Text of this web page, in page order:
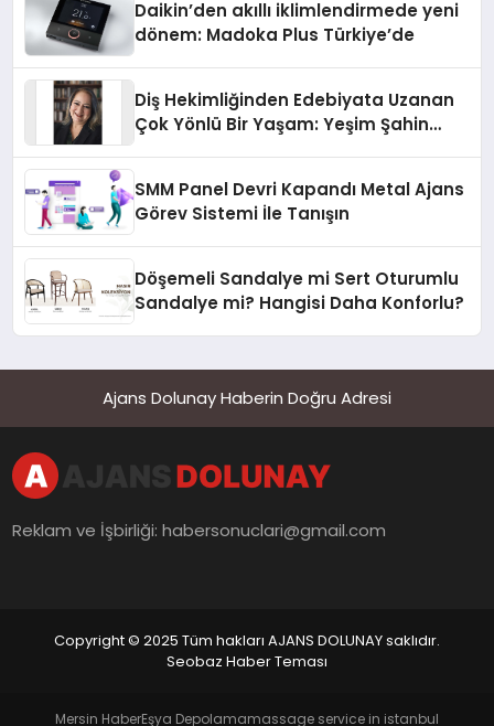
Daikin’den akıllı iklimlendirmede yeni
dönem: Madoka Plus Türkiye’de
Diş Hekimliğinden Edebiyata Uzanan
Çok Yönlü Bir Yaşam: Yeşim Şahin
SMM Panel Devri Kapandı Metal Ajans
Görev Sistemi İle Tanışın
Döşemeli Sandalye mi Sert Oturumlu
Sandalye mi? Hangisi Daha Konforlu?
Ajans Dolunay Haberin Doğru Adresi
Reklam ve İşbirliği:habersonuclari@gmail.com
Copyright © 2025 Tüm hakları AJANS DOLUNAY saklıdır.
Seobaz Haber Teması
Mersin HaberEşya Depolamamassage service in istanbul